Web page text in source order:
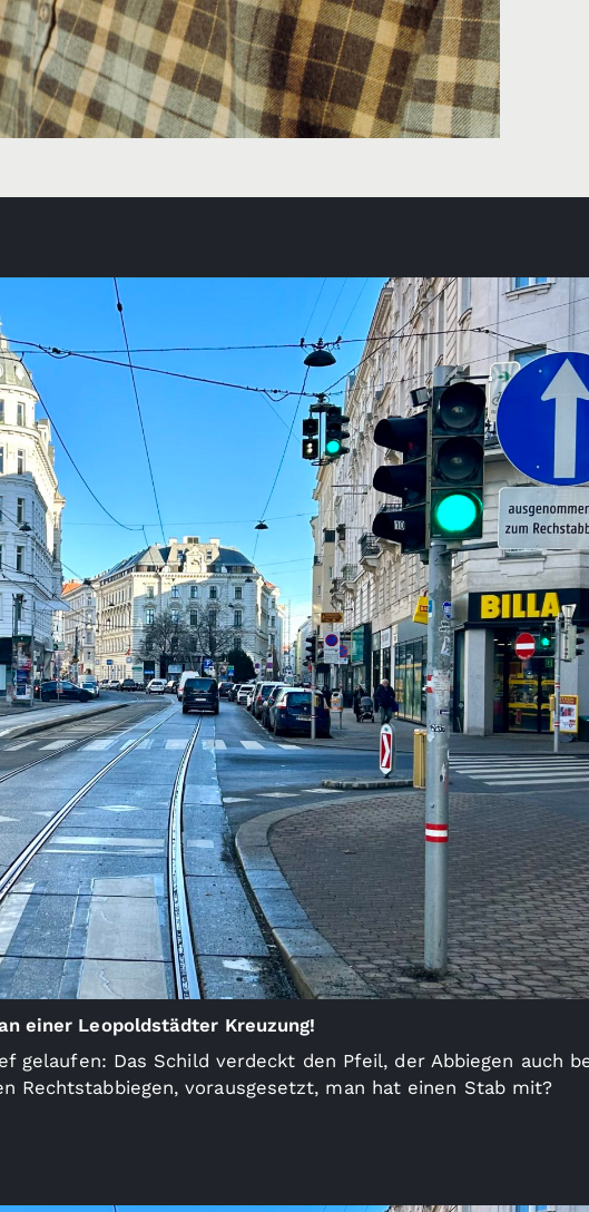
einer Leopoldstädter Kreuzung!
gelaufen: Das Schild verdeckt den Pfeil, der Abbiegen auch
Rechtstabbiegen, vorausgesetzt, man hat einen Stab mit?